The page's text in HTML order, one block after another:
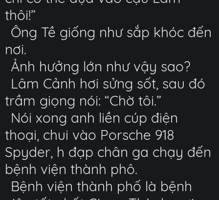
thôi!”
Ông Tề giống như sắp khóc đến
nơi.
Ảnh hưởng lớn như vậy sao?
Lâm Cảnh hơi sửng sốt, sau đó
trầm giọng nói: “Chờ tôi.”
Nói xong anh liền cúp điện
thoại, chui vào Porsche 918
Spyder, h đạp chân ga chạy đến
bệnh viện thành phô.
Bệnh viện thành phố là bệnh